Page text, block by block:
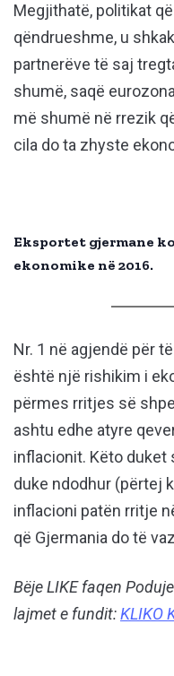
Megjithatë, politikat
qëndrueshme, u
partnerëve të saj
shumë, saqë
më shumë në rrezik
cila do ta zhyste
Eksportet gjermane
ekonomike në 2016.
Nr. 1 në agjendë për
është një rishikim i
përmes rritjes së
ashtu edhe atyre
inflacionit. Këto duket
duke ndodhur (përtej
inflacioni patën rritje
që Gjermania do të
Bëje LIKE faqen
lajmet e fundit:KLIKO